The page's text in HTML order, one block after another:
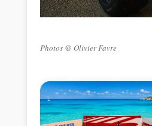
Photos @ Olivier Favre